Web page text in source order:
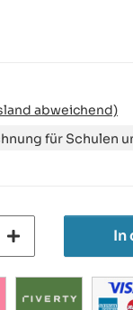
abweichend)
für Schulen
In